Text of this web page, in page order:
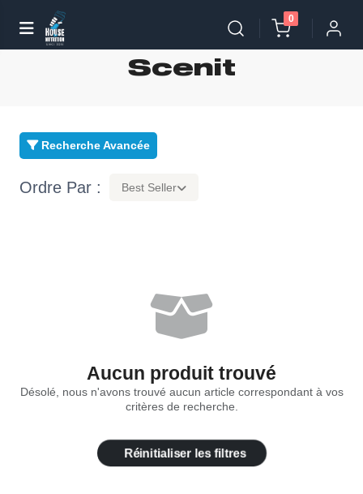
0
Scenit
Recherche Avancée
Ordre Par : Best Seller
Aucun produit trouvé
Désolé, nous n'avons trouvé aucun article correspondant à vos
critères de recherche.
Réinitialiser les filtres